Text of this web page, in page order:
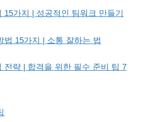
15가지 | 성공적인 팀워크 만들기
법 15가지 | 소통 잘하는 법
전략 | 합격을 위한 필수 준비 팁 7